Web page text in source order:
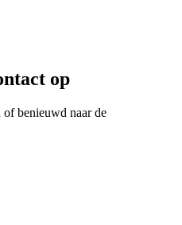
op
of benieuwd naar de